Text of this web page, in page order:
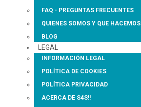
FAQ - PREGUNTAS FRECUENTES
QUIENES SOMOS Y QUE HACEMOS
BLOG
LEGAL
INFORMACIÓN LEGAL
POLÍTICA DE COOKIES
POLÍTICA PRIVACIDAD
ACERCA DE S4S!!